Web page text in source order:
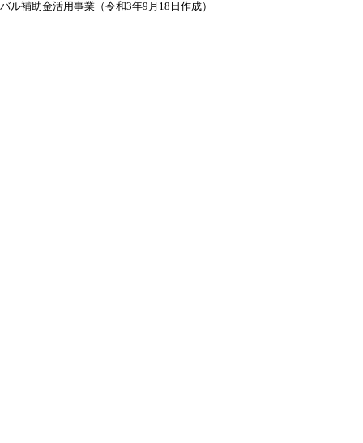
バル補助金活用事業（令和3年9月18日作成）